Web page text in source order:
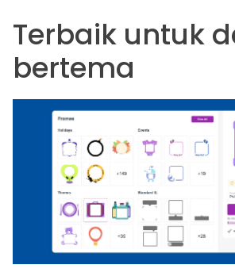
Terbaik untuk
bertema